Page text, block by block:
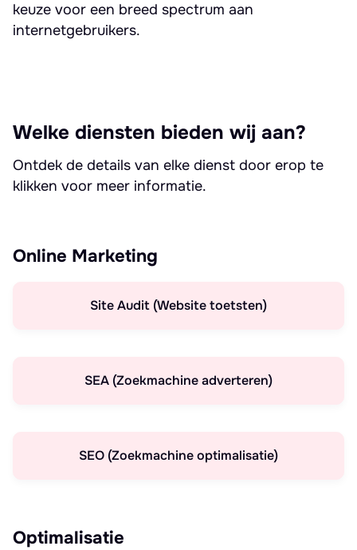
keuze voor een breed spectrum aan
internetgebruikers.
Welke diensten bieden wij aan?
Ontdek de details van elke dienst door erop te
klikken voor meer informatie.
Online Marketing
Site Audit (Website toetsten)
SEA (Zoekmachine adverteren)
SEO (Zoekmachine optimalisatie)
Optimalisatie